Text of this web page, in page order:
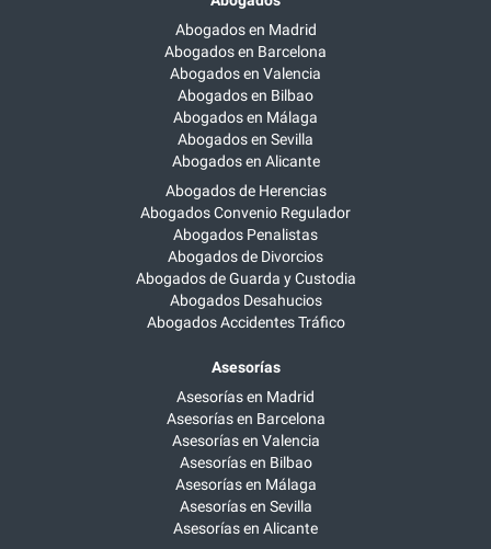
Abogados en Madrid
Abogados en Barcelona
Abogados en Valencia
Abogados en Bilbao
Abogados en Málaga
Abogados en Sevilla
Abogados en Alicante
Abogados de Herencias
Abogados Convenio Regulador
Abogados Penalistas
Abogados de Divorcios
Abogados de Guarda y Custodia
Abogados Desahucios
Abogados Accidentes Tráfico
Asesorías
Asesorías en Madrid
Asesorías en Barcelona
Asesorías en Valencia
Asesorías en Bilbao
Asesorías en Málaga
Asesorías en Sevilla
Asesorías en Alicante